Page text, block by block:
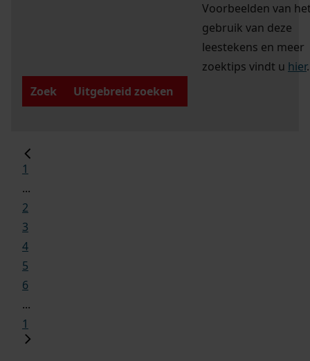
Voorbeelden van
gebruik van deze
leestekens en meer
zoektips vindt u hier.
Zoek
Uitgebreid zoeken
1
...
2
3
4
5
6
...
1